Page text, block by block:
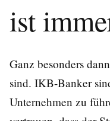
ist
Ganz besonders
sind. IKB-Banker
Unternehmen zu